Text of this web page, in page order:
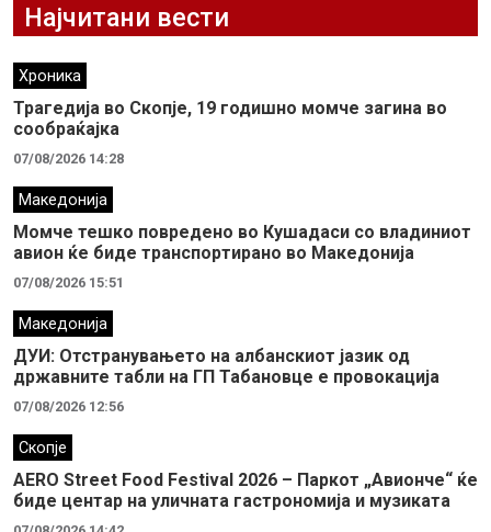
Најчитани вести
Хроника
Трагедија во Скопје, 19 годишно момче загина во
сообраќајка
07/08/2026 14:28
Македонија
Момче тешко повредено во Кушадаси со владиниот
авион ќе биде транспортирано во Македонија
07/08/2026 15:51
Македонија
ДУИ: Отстранувањето на албанскиот јазик од
државните табли на ГП Табановце е провокација
07/08/2026 12:56
Скопје
AERO Street Food Festival 2026 – Паркот „Авионче“ ќе
биде центар на уличната гастрономија и музиката